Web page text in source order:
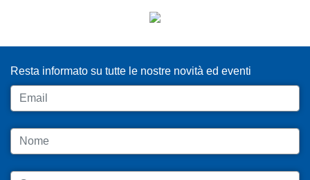
Resta informato su tutte le nostre novità ed eventi
Email
Nome